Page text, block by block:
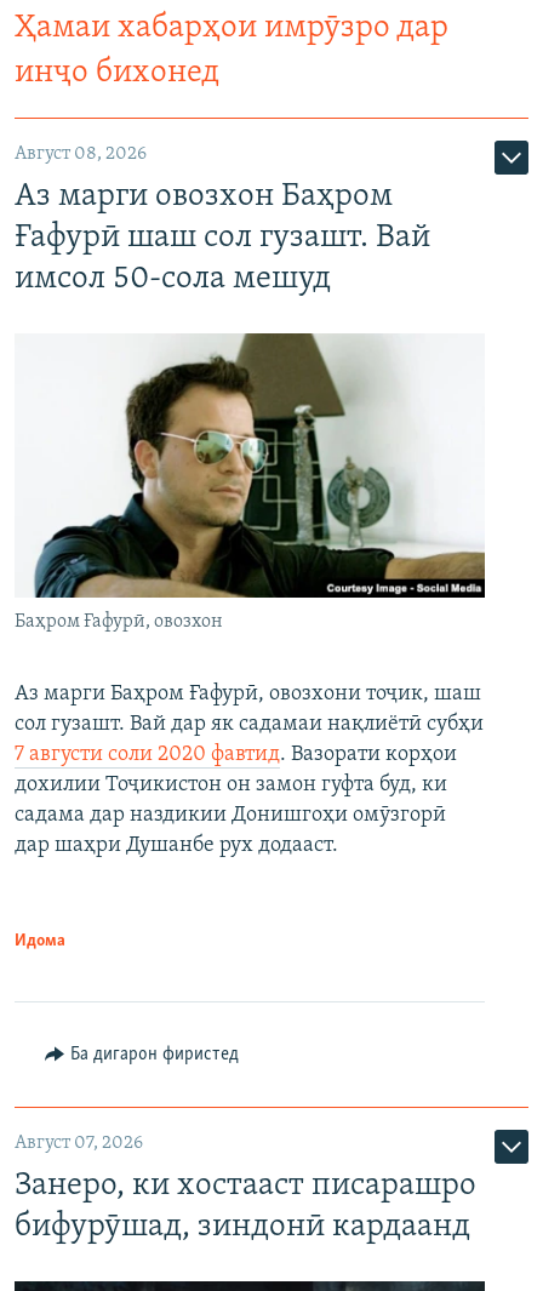
Ҳамаи хабарҳои имрӯзро дар
инҷо бихонед
Август 08, 2026
Аз марги овозхон Баҳром
Ғафурӣ шаш сол гузашт. Вай
имсол 50-сола мешуд
Баҳром Ғафурӣ, овозхон
Аз марги Баҳром Ғафурӣ, овозхони тоҷик, шаш
сол гузашт. Вай дар як садамаи нақлиётӣ субҳи
7 августи соли 2020 фавтид. Вазорати корҳои
дохилии Тоҷикистон он замон гуфта буд, ки
садама дар наздикии Донишгоҳи омӯзгорӣ
дар шаҳри Душанбе рух додааст.
Идома
Ба дигарон фиристед
Август 07, 2026
Занеро, ки хостааст писарашро
бифурӯшад, зиндонӣ кардаанд